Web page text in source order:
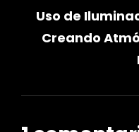
Uso de
Creando